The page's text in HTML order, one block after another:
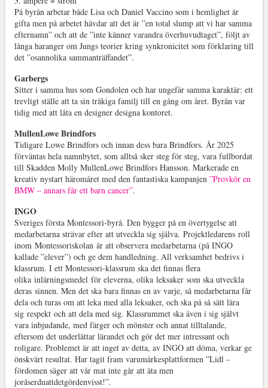
På byrån arbetar både Lisa och Daniel Vaccino som i hemlighet är
gifta men på arbetet hävdar att det är ”en total slump att vi har samma
efternamn” och att de ”inte känner varandra överhuvudtaget”, följt av
långa haranger om Jungs teorier kring synkronicitet som förklaring till
det ”osannolika sammanträffandet”.
Garbergs
Sitter i samma hus som Gondolen och har ungefär samma karaktär: ett
trevligt ställe att ta sin tråkiga familj till en gång om året. Byrån var
tidig med att låta en designer designa kontoret.
MullenLowe Brindfors
Tidigare Lowe Brindfors och innan dess bara Brindfors. År 2025
förväntas hela namnbytet, som alltså sker steg för steg, vara fullbordat
till Skadden Molly MullenLowe Brindfors Hansson. Markerade en
kreativ nystart häromåret med den fantastiska kampanjen ”Provkör en
BMW – annars får ett barn cancer”.
INGO
Sveriges första Montessori-byrå. Den bygger på en övertygelse att
medarbetarna strävar efter att utveckla sig själva. Projektledarens roll
inom Montessoriskolan är att observera medarbetarna (på INGO
kallade ”elever”) och ge dem handledning. All verksamhet bedrivs i
klassrum. I ett Montessori-klassrum ska det finnas flera
olika inlärningsmedel för eleverna, olika leksaker som ska utveckla
deras sinnen. Men det ska bara finnas en av varje, så medarbetarna får
dela och turas om att leka med alla leksaker, och ska på så sätt lära
sig respekt och att dela med sig. Klassrummet ska även i sig självt
vara inbjudande, med färger och mönster och annat tilltalande,
eftersom det underlättar lärandet och gör det mer intressant och
roligare. Problemet är att inget av detta, av INGO att döma, verkar ge
önskvärt resultat. Har tagit fram varumärkesplattformen ”Lidl –
fördomen säger att vår mat inte går att äta men
joråserduattdetgördenvisst!”.